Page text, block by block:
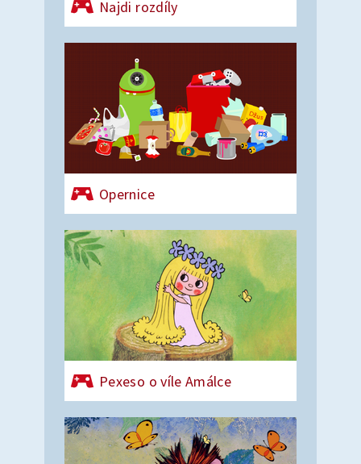
Najdi rozdíly
Opernice
Pexeso o víle Amálce